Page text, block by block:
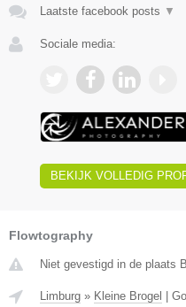
Laatste facebook posts ▼
Sociale media:
BEKIJK VOLLEDIG
Flowtography
Niet gevestigd in de plaats
Limburg » Kleine Brogel